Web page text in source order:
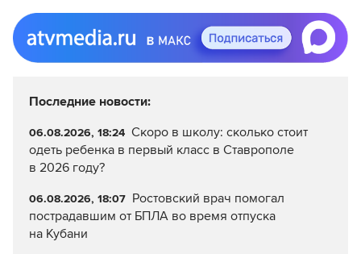
Последние новости:
06.08.2026, 18:24 Скоро в школу: сколько стоит
одеть ребенка в первый класс в Ставрополе
в 2026 году?
06.08.2026, 18:07 Ростовский врач помогал
пострадавшим от БПЛА во время отпуска
на Кубани